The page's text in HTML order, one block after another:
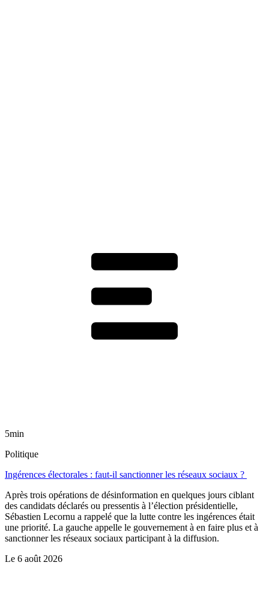
5min
Politique
Ingérences électorales : faut-il sanctionner les réseaux sociaux ?
Après trois opérations de désinformation en quelques jours ciblant
des candidats déclarés ou pressentis à l’élection présidentielle,
Sébastien Lecornu a rappelé que la lutte contre les ingérences était
une priorité. La gauche appelle le gouvernement à en faire plus et à
sanctionner les réseaux sociaux participant à la diffusion.
Le 6 août 2026